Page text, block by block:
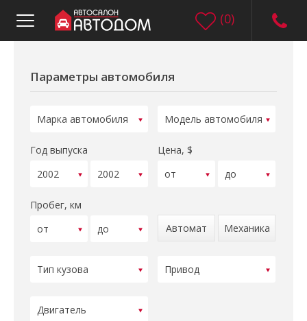
(0)
Параметры автомобиля
Год выпуска Цена, $
Пробег, км
Автомат
Механика